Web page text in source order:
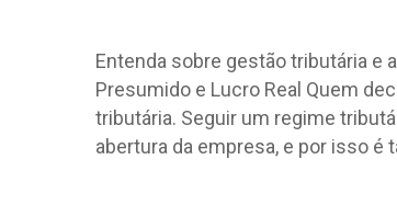
Entenda sobre gestão tributária e
Presumido e Lucro Real Quem
tributária. Seguir um regime
abertura da empresa, e por isso é